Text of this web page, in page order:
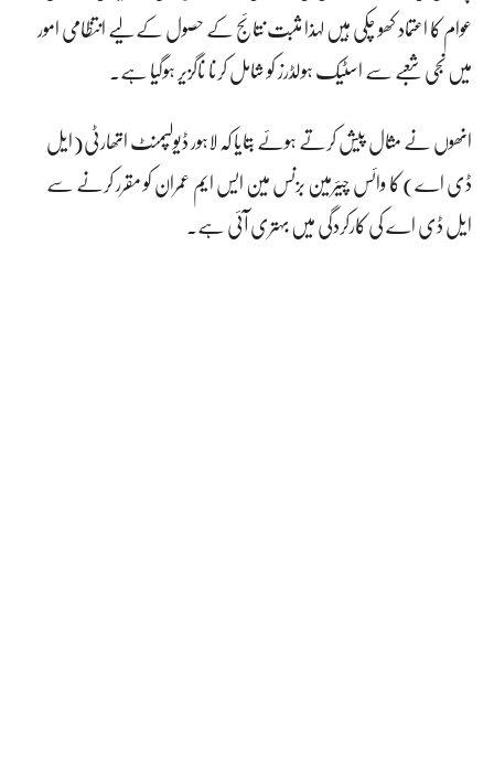
عوام کا اعتماد کھو چکی ہیں لہذا مثبت نتائج کے حصول کے لیے انتظامی امور
میں نجی شعبے سے اسٹیک ہولڈرز کو شامل کرنا ناگزیر ہوگیا ہے۔
انھوں نے مثال پیش کرتے ہوئے بتایا کہ لاہور ڈیولپمنٹ اتھارٹی(ایل
ڈی اے) کا وائس چیئرمین بزنس مین ایس ایم عمران کو مقرر کرنے سے
ایل ڈی اے کی کارکردگی میں بہتری آئی ہے۔